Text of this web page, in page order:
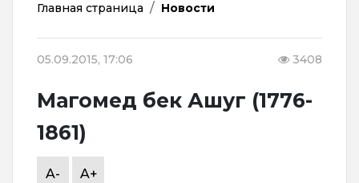
Главная страница Новости
05.09.2015, 17:06 3408
Магомед бек Ашуг (1776-
1861)
A- A+